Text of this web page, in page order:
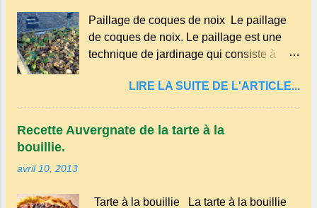
et en traditions. Par exemple, on trouve
des mots typiques comme "agourer"
(s'accroupir) ou "aze" (âne, utilisé aussi
Souvenirs de la langue d’ Auvergne
particulièrement du Puy-de-Dôme . A
Adrillier : arbres de la famille...
Paillage de coques de noix Le paillage
de coques de noix. Le paillage est une
technique de jardinage qui consiste à
organiques, minéraux ou synthétiques
pour le protéger et améliorer sa fertilité. Il
présente plusieurs avantages : Réduction
des arrosages : Le paillage limite
LIRE LA SUITE DE L'ARTICLE...
Recette Auvergnate de la tarte à la
bouillie.
avril 10, 2013
Tarte à la bouillie La tarte à la bouillie